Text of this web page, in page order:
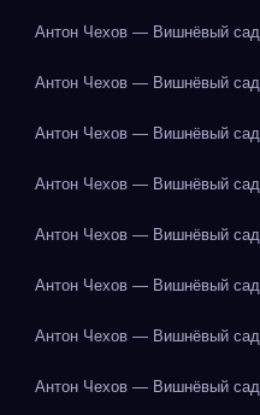
Антон Чехов — Вишнёвый сад
Антон Чехов — Вишнёвый сад
Антон Чехов — Вишнёвый сад
Антон Чехов — Вишнёвый сад
Антон Чехов — Вишнёвый сад
Антон Чехов — Вишнёвый сад
Антон Чехов — Вишнёвый сад
Антон Чехов — Вишнёвый сад